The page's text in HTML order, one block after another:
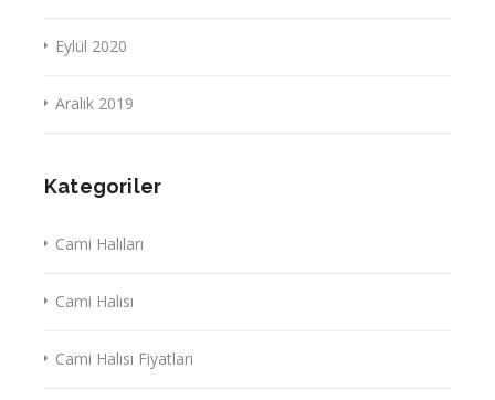
Eylül 2020
Aralık 2019
Kategoriler
Cami Halıları
Cami Halısı
Cami Halısı Fiyatları